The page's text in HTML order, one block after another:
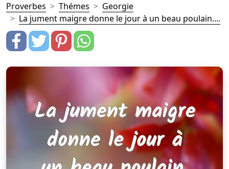
Proverbes Thémes
Georgie
La jument maigre donne le jour à un beau poulain....